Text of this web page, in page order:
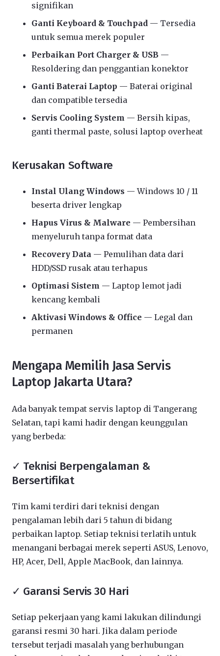
signifikan
Ganti Keyboard & Touchpad — Tersedia
untuk semua merek populer
Perbaikan Port Charger & USB —
Resoldering dan penggantian konektor
Ganti Baterai Laptop — Baterai original
dan compatible tersedia
Servis Cooling System — Bersih kipas,
ganti thermal paste, solusi laptop overheat
Kerusakan Software
Instal Ulang Windows — Windows 10 / 11
beserta driver lengkap
Hapus Virus & Malware — Pembersihan
menyeluruh tanpa format data
Recovery Data — Pemulihan data dari
HDD/SSD rusak atau terhapus
Optimasi Sistem — Laptop lemot jadi
kencang kembali
Aktivasi Windows & Office — Legal dan
permanen
Mengapa Memilih Jasa Servis
Laptop Jakarta Utara?
Ada banyak tempat servis laptop di Tangerang
Selatan, tapi kami hadir dengan keunggulan
yang berbeda:
✓ Teknisi Berpengalaman &
Bersertifikat
Tim kami terdiri dari teknisi dengan
pengalaman lebih dari 5 tahun di bidang
perbaikan laptop. Setiap teknisi terlatih untuk
menangani berbagai merek seperti ASUS, Lenovo,
HP, Acer, Dell, Apple MacBook, dan lainnya.
✓ Garansi Servis 30 Hari
Setiap pekerjaan yang kami lakukan dilindungi
garansi resmi 30 hari. Jika dalam periode
tersebut terjadi masalah yang berhubungan